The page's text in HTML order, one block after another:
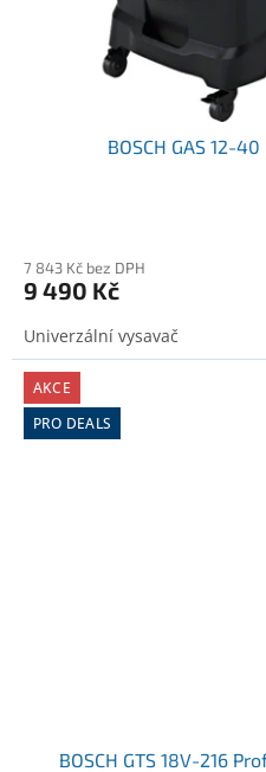
BOSCH GAS 12-
7 843 Kč bez DPH
9 490 Kč
‌Univerzální vysavač
AKCE
PRO DEALS
BOSCH GTS 18V-216